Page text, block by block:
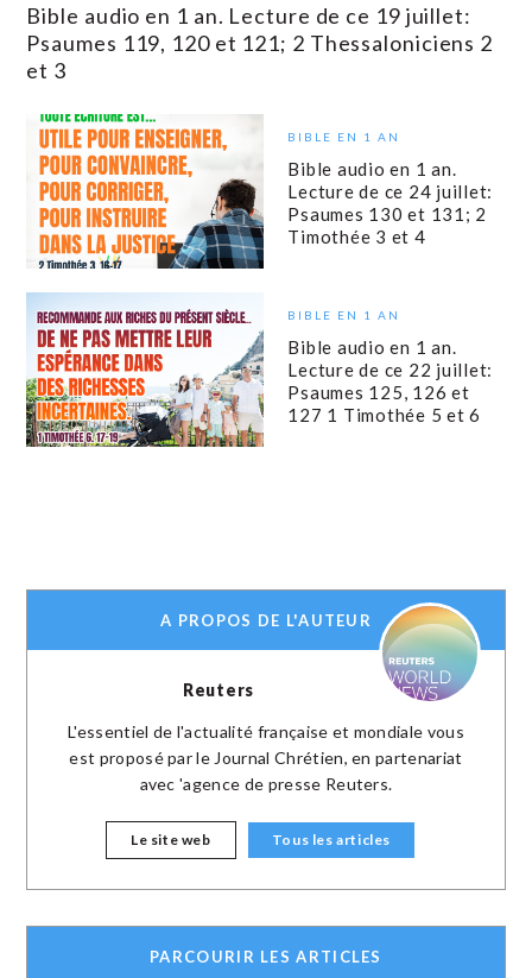
Bible audio en 1 an. Lecture de ce 19 juillet:
Psaumes 119, 120 et 121; 2 Thessaloniciens 2
et 3
BIBLE EN 1 AN
Bible audio en 1 an.
Lecture de ce 24 juillet:
Psaumes 130 et 131; 2
Timothée 3 et 4
BIBLE EN 1 AN
Bible audio en 1 an.
Lecture de ce 22 juillet:
Psaumes 125, 126 et
127 1 Timothée 5 et 6
A PROPOS DE L'AUTEUR
Reuters
L'essentiel de l'actualité française et mondiale vous
est proposé par le Journal Chrétien, en partenariat
avec 'agence de presse Reuters.
Le site web Tous les articles
PARCOURIR LES ARTICLES